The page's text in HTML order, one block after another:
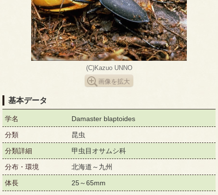
(C)Kazuo UNNO
画像を拡大
基本データ
学名 Damaster blaptoides
分類 昆虫
分類詳細 甲虫目オサムシ科
分布・環境 北海道～九州
体長 25～65mm